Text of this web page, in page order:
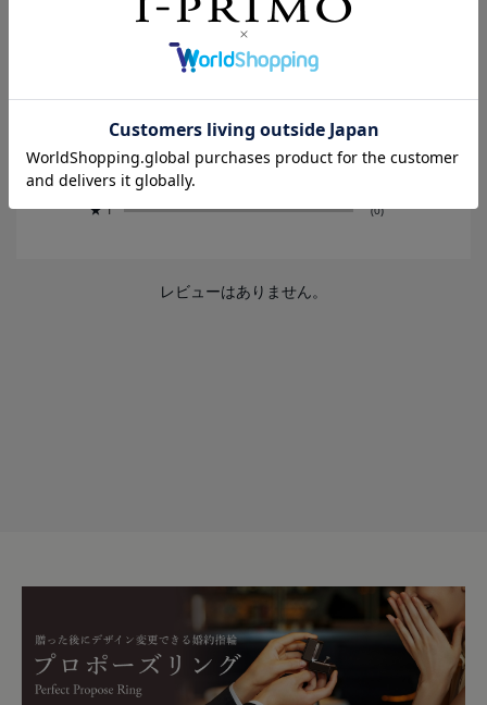
0.0
レビュー件数：0件
★5 (0)
4 (0)
★3 (0)
★2
★1 (0)
レビューはありません。